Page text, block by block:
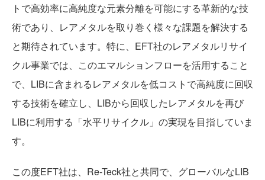
TEAM
トで高効率に高純度な元素分離を可能にする革新的な技
術であり、レアメタルを取り巻く様々な課題を解決する
と期待されています。特に、EFT社のレアメタルリサイ
クル事業では、このエマルションフローを活用すること
で、LIBに含まれるレアメタルを低コストで高純度に回収
する技術を確立し、LIBから回収したレアメタルを再び
LIBに利用する「水平リサイクル」の実現を目指していま
す。
この度EFT社は、Re-Teck社と共同で、グローバルなLIB